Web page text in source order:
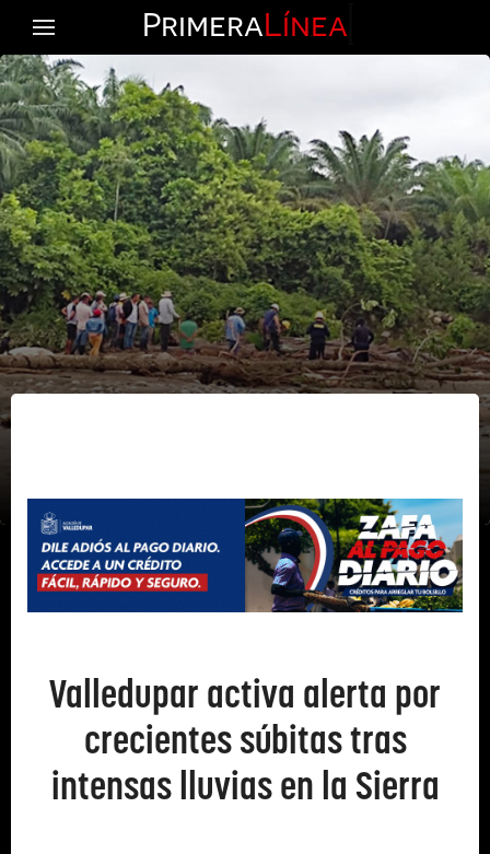
PrimeraLínea
Valledupar activa alerta por
crecientes súbitas tras
intensas lluvias en la Sierra